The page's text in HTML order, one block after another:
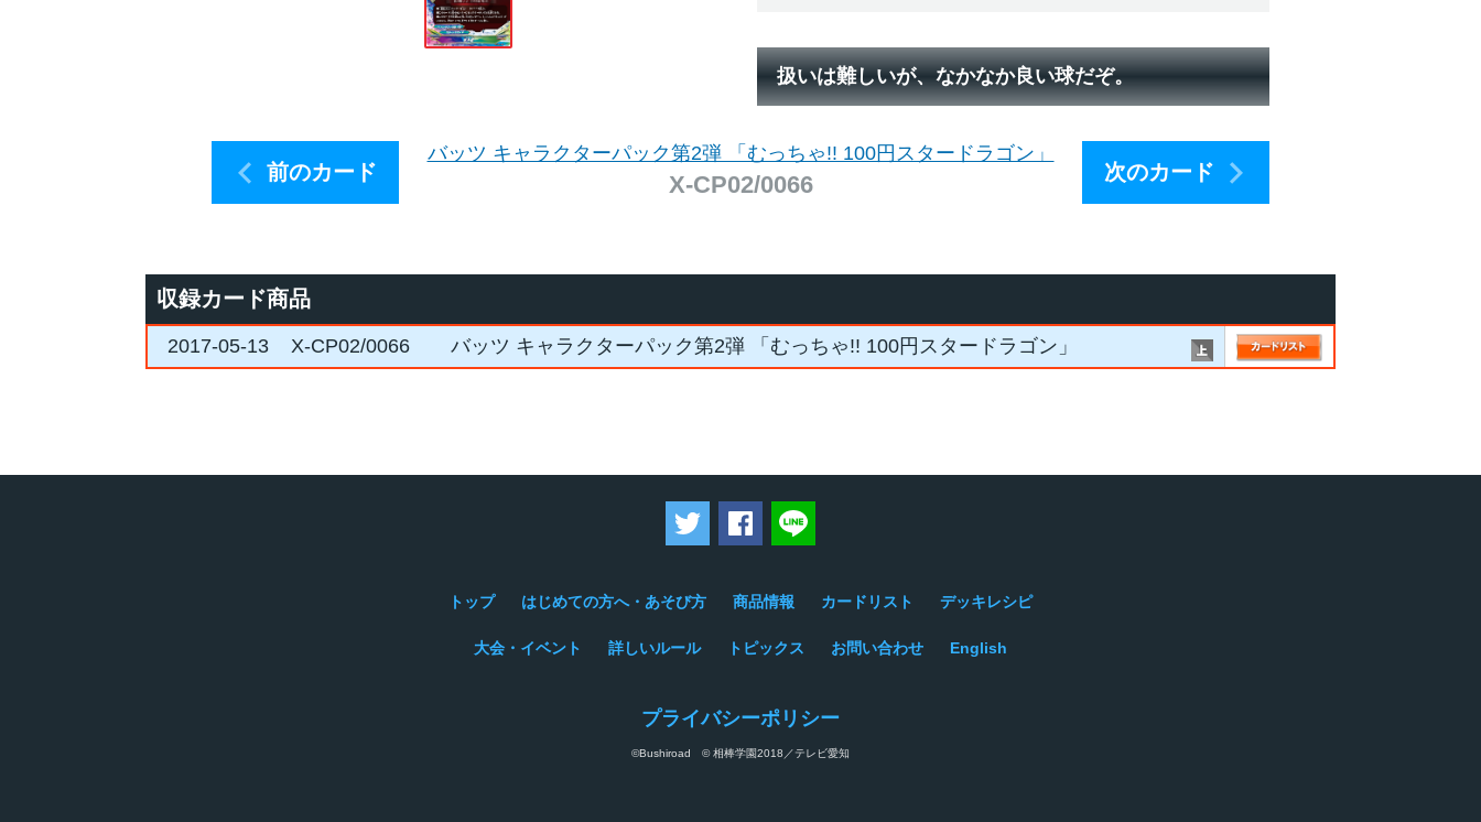
扱いは難しいが、なかなか良い球だぞ。
前のカード
バッツ キャラクターパック第2弾 「むっちゃ!! 100円スタードラゴン」
X-CP02/0066 次のカード
収録カード商品
2017-05-13 X-CP02/0066 バッツ キャラクターパック第2弾 「むっちゃ!! 100円スタードラゴン」
ツイートするFacebookでシェアする
トップ はじめての方へ・あそび方 商品情報 カードリスト デッキレシピ
大会・イベント 詳しいルール トピックス お問い合わせ English
プライバシーポリシー
©Bushiroad © 相棒学園2018／テレビ愛知